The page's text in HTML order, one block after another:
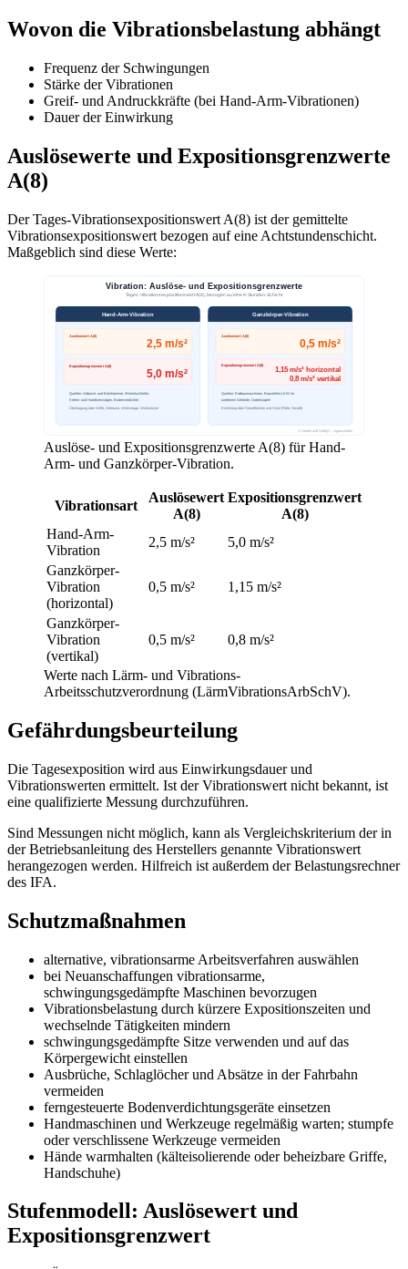
Wovon die Vibrationsbelastung abhängt
Frequenz der Schwingungen
Stärke der Vibrationen
Greif- und Andruckkräfte (bei Hand-Arm-Vibrationen)
Dauer der Einwirkung
Auslösewerte und Expositionsgrenzwerte
A(8)
Der Tages-Vibrationsexpositionswert A(8) ist der gemittelte
Vibrationsexpositionswert bezogen auf eine Achtstundenschicht.
Maßgeblich sind diese Werte:
Auslöse- und Expositionsgrenzwerte A(8) für Hand-
Arm- und Ganzkörper-Vibration.
Vibrationsart
Auslösewert
A(8)
Expositionsgrenzwert
A(8)
Hand-Arm-
Vibration
2,5 m/s²
5,0 m/s²
Ganzkörper-
Vibration
(horizontal)
0,5 m/s² 1,15 m/s²
Ganzkörper-
Vibration
(vertikal)
0,5 m/s² 0,8 m/s²
Werte nach Lärm- und Vibrations-
Arbeitsschutzverordnung (LärmVibrationsArbSchV).
Gefährdungsbeurteilung
Die Tagesexposition wird aus Einwirkungsdauer und
Vibrationswerten ermittelt. Ist der Vibrationswert nicht bekannt, ist
eine qualifizierte Messung durchzuführen.
Sind Messungen nicht möglich, kann als Vergleichskriterium der in
der Betriebsanleitung des Herstellers genannte Vibrationswert
herangezogen werden. Hilfreich ist außerdem der Belastungsrechner
des IFA.
Schutzmaßnahmen
alternative, vibrationsarme Arbeitsverfahren auswählen
bei Neuanschaffungen vibrationsarme,
schwingungsgedämpfte Maschinen bevorzugen
Vibrationsbelastung durch kürzere Expositionszeiten und
wechselnde Tätigkeiten mindern
schwingungsgedämpfte Sitze verwenden und auf das
Körpergewicht einstellen
Ausbrüche, Schlaglöcher und Absätze in der Fahrbahn
vermeiden
ferngesteuerte Bodenverdichtungsgeräte einsetzen
Handmaschinen und Werkzeuge regelmäßig warten; stumpfe
oder verschlissene Werkzeuge vermeiden
Hände warmhalten (kälteisolierende oder beheizbare Griffe,
Handschuhe)
Stufenmodell: Auslösewert und
Expositionsgrenzwert